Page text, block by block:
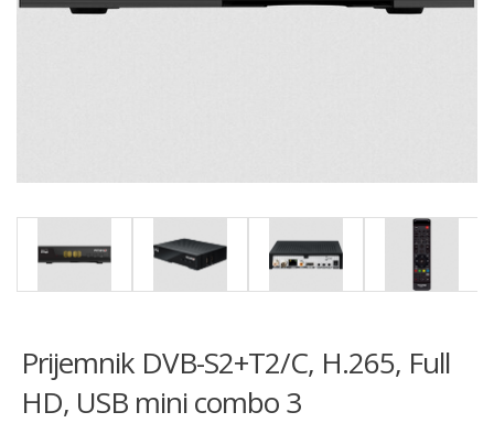
Prijemnik DVB-S2+T2/C, H.265, Full
HD, USB mini combo 3